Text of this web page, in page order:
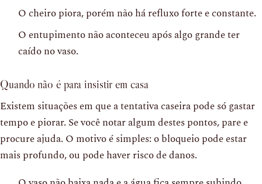
O cheiro piora, porém não há refluxo forte e constante.
O entupimento não aconteceu após algo grande ter
caído no vaso.
Quando não é para insistir em casa
Existem situações em que a tentativa caseira pode só gastar
tempo e piorar. Se você notar algum destes pontos, pare e
procure ajuda. O motivo é simples: o bloqueio pode estar
mais profundo, ou pode haver risco de danos.